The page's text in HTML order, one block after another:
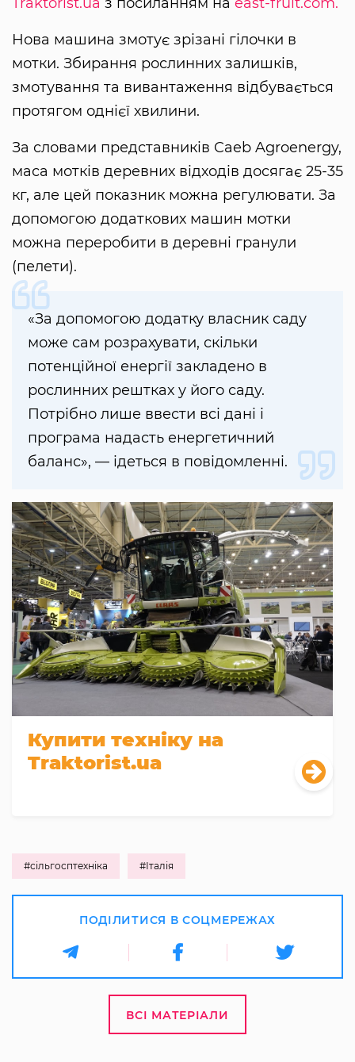
Нова машина змотує зрізані гілочки в
мотки. Збирання рослинних залишків,
змотування та вивантаження відбувається
протягом однієї хвилини.
За словами представників Caeb Agroenergy,
маса мотків деревних відходів досягає 25-35
кг, але цей показник можна регулювати. За
допомогою додаткових машин мотки
можна переробити в деревні гранули
(пелети).
«За допомогою додатку власник саду
може сам розрахувати, скільки
потенційної енергії закладено в
рослинних рештках у його саду.
Потрібно лише ввести всі дані і
програма надасть енергетичний
баланс», — ідеться в повідомленні.
Купити техніку на
Traktorist.ua
#сільгосптехніка #Італія
ПОДІЛИТИСЯ В СОЦМЕРЕЖАХ
ВСІ МАТЕРІАЛИ